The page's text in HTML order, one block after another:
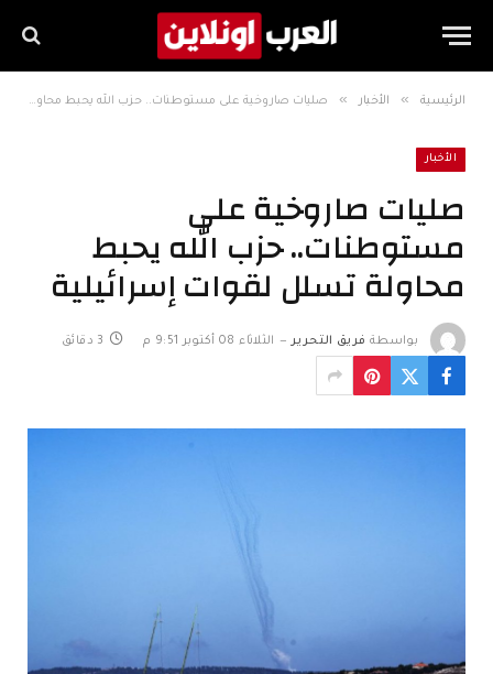
الرئيسية » الأخبار » صليات صاروخية على مستوطنات.. حزب الله يحبط محاولة تسلل لقوات إسرائيلية
الأخبار
صليات صاروخية على
مستوطنات.. حزب الله يحبط
محاولة تسلل لقوات إسرائيلية
بواسطة فريق التحرير الثلاثاء 08 أكتوبر 9:51 م 3 دقائق